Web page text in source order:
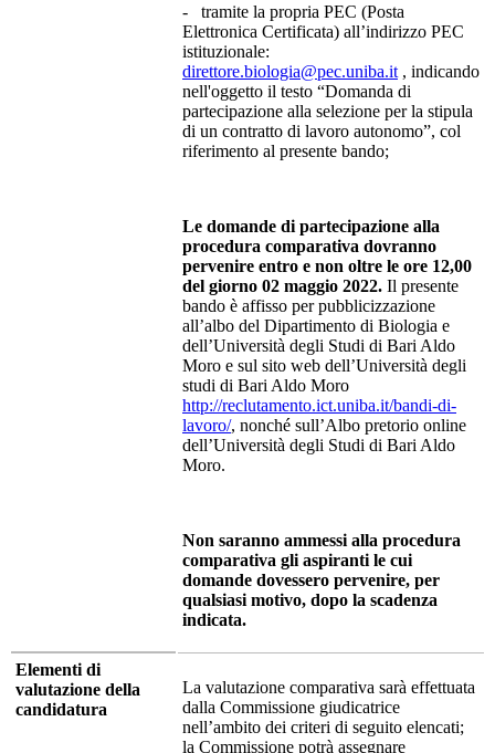
- tramite la propria PEC (Posta
Elettronica Certificata) all’indirizzo PEC
istituzionale:
direttore.biologia@pec.uniba.it , indicando
nell'oggetto il testo “Domanda di
partecipazione alla selezione per la stipula
di un contratto di lavoro autonomo”, col
riferimento al presente bando;
Le domande di partecipazione alla
procedura comparativa dovranno
pervenire entro e non oltre le ore 12,00
del giorno 02 maggio 2022. Il presente
bando è affisso per pubblicizzazione
all’albo del Dipartimento di Biologia e
dell’Università degli Studi di Bari Aldo
Moro e sul sito web dell’Università degli
studi di Bari Aldo Moro
http://reclutamento.ict.uniba.it/bandi-di-
lavoro/, nonché sull’Albo pretorio online
dell’Università degli Studi di Bari Aldo
Moro.
Non saranno ammessi alla procedura
comparativa gli aspiranti le cui
domande dovessero pervenire, per
qualsiasi motivo, dopo la scadenza
indicata.
Elementi di
valutazione della
candidatura
La valutazione comparativa sarà effettuata
dalla Commissione giudicatrice
nell’ambito dei criteri di seguito elencati;
la Commissione potrà assegnare